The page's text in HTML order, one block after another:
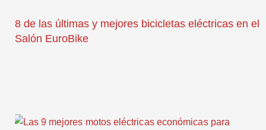
8 de las últimas y mejores bicicletas eléctricas en el
Salón EuroBike